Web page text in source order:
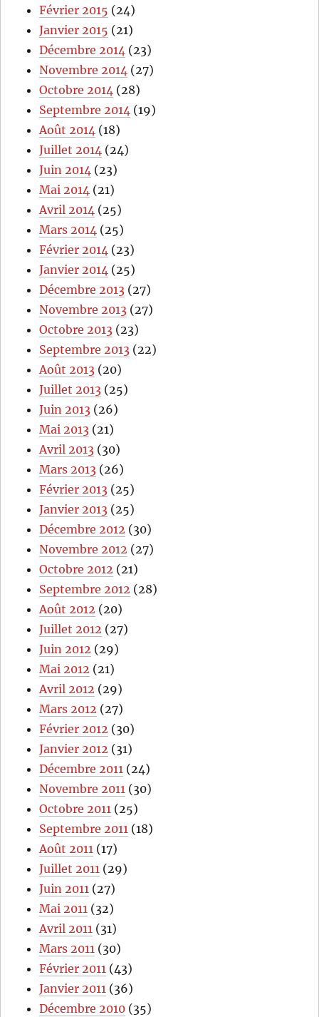
Février 2015 (24)
Janvier 2015 (21)
Décembre 2014 (23)
Novembre 2014 (27)
Octobre 2014 (28)
Septembre 2014 (19)
Août 2014 (18)
Juillet 2014 (24)
Juin 2014 (23)
Mai 2014 (21)
Avril 2014 (25)
Mars 2014 (25)
Février 2014 (23)
Janvier 2014 (25)
Décembre 2013 (27)
Novembre 2013 (27)
Octobre 2013 (23)
Septembre 2013 (22)
Août 2013 (20)
Juillet 2013 (25)
Juin 2013 (26)
Mai 2013 (21)
Avril 2013 (30)
Mars 2013 (26)
Février 2013 (25)
Janvier 2013 (25)
Décembre 2012 (30)
Novembre 2012 (27)
Octobre 2012 (21)
Septembre 2012 (28)
Août 2012 (20)
Juillet 2012 (27)
Juin 2012 (29)
Mai 2012 (21)
Avril 2012 (29)
Mars 2012 (27)
Février 2012 (30)
Janvier 2012 (31)
Décembre 2011 (24)
Novembre 2011 (30)
Octobre 2011 (25)
Septembre 2011 (18)
Août 2011 (17)
Juillet 2011 (29)
Juin 2011 (27)
Mai 2011 (32)
Avril 2011 (31)
Mars 2011 (30)
Février 2011 (43)
Janvier 2011 (36)
Décembre 2010 (35)